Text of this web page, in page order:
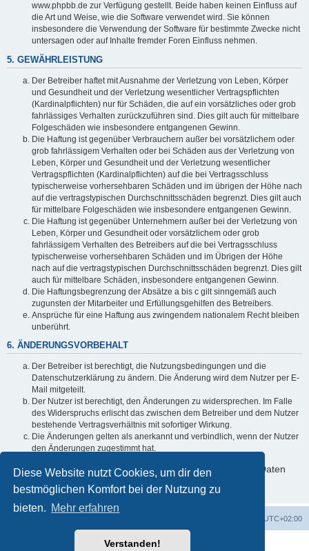
Diese Website nutzt Cookies, um dir den
bestmöglichen Komfort bei der Nutzung zu
bieten. Mehr erfahren
Verstanden!
www.phpbb.de zur Verfügung gestellt. Beide haben keinen Einfluss auf
die Art und Weise, wie die Software verwendet wird. Sie können
insbesondere die Verwendung der Software für bestimmte Zwecke nicht
untersagen oder auf Inhalte fremder Foren Einfluss nehmen.
5. GEWÄHRLEISTUNG
Der Betreiber haftet mit Ausnahme der Verletzung von Leben, Körper
und Gesundheit und der Verletzung wesentlicher Vertragspflichten
(Kardinalpflichten) nur für Schäden, die auf ein vorsätzliches oder grob
fahrlässiges Verhalten zurückzuführen sind. Dies gilt auch für mittelbare
Folgeschäden wie insbesondere entgangenen Gewinn.
Die Haftung ist gegenüber Verbrauchern außer bei vorsätzlichem oder
grob fahrlässigem Verhalten oder bei Schäden aus der Verletzung von
Leben, Körper und Gesundheit und der Verletzung wesentlicher
Vertragspflichten (Kardinalpflichten) auf die bei Vertragsschluss
typischerweise vorhersehbaren Schäden und im übrigen der Höhe nach
auf die vertragstypischen Durchschnittsschäden begrenzt. Dies gilt auch
für mittelbare Folgeschäden wie insbesondere entgangenen Gewinn.
Die Haftung ist gegenüber Unternehmern außer bei der Verletzung von
Leben, Körper und Gesundheit oder vorsätzlichem oder grob
fahrlässigem Verhalten des Betreibers auf die bei Vertragsschluss
typischerweise vorhersehbaren Schäden und im Übrigen der Höhe
nach auf die vertragstypischen Durchschnittsschäden begrenzt. Dies gilt
auch für mittelbare Schäden, insbesondere entgangenen Gewinn.
Die Haftungsbegrenzung der Absätze a bis c gilt sinngemäß auch
zugunsten der Mitarbeiter und Erfüllungsgehilfen des Betreibers.
Ansprüche für eine Haftung aus zwingendem nationalem Recht bleiben
unberührt.
6. ÄNDERUNGSVORBEHALT
Der Betreiber ist berechtigt, die Nutzungsbedingungen und die
Datenschutzerklärung zu ändern. Die Änderung wird dem Nutzer per E-
Mail mitgeteilt.
Der Nutzer ist berechtigt, den Änderungen zu widersprechen. Im Falle
des Widerspruchs erlischt das zwischen dem Betreiber und dem Nutzer
bestehende Vertragsverhältnis mit sofortiger Wirkung.
Die Änderungen gelten als anerkannt und verbindlich, wenn der Nutzer
den Änderungen zugestimmt hat.
Informationen über den Umgang mit deinen persönlichen Daten
sind in der Datenschutzerklärung enthalten.
UTC+02:00
Powered byphpBB® Forum Software © phpBB Limited